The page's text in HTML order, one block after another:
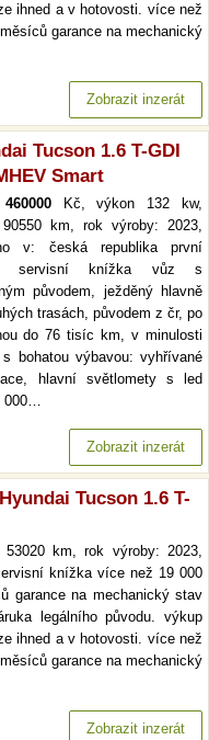
ihned a v hotovosti. více než
garance na mechanický
Zobrazit inzerát
Tucson 1.6 T-GDI
Smart
460000Kč, výkon 132 kw,
km, rok výroby: 2023,
v: česká republika první
servisní knížka vůz s
původem, ježděný hlavně
trasách, původem z čr, po
do 76 tisíc km, v minulosti
bohatou výbavou: vyhřívané
hlavní světlomety s led
000…
Zobrazit inzerát
Hyundai Tucson 1.6 T-
km, rok výroby: 2023,
knížka více než 19 000
garance na mechanický stav
legálního původu. výkup
ihned a v hotovosti. více než
garance na mechanický
Zobrazit inzerát